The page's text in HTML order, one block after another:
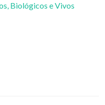
Biológicos e Vivos